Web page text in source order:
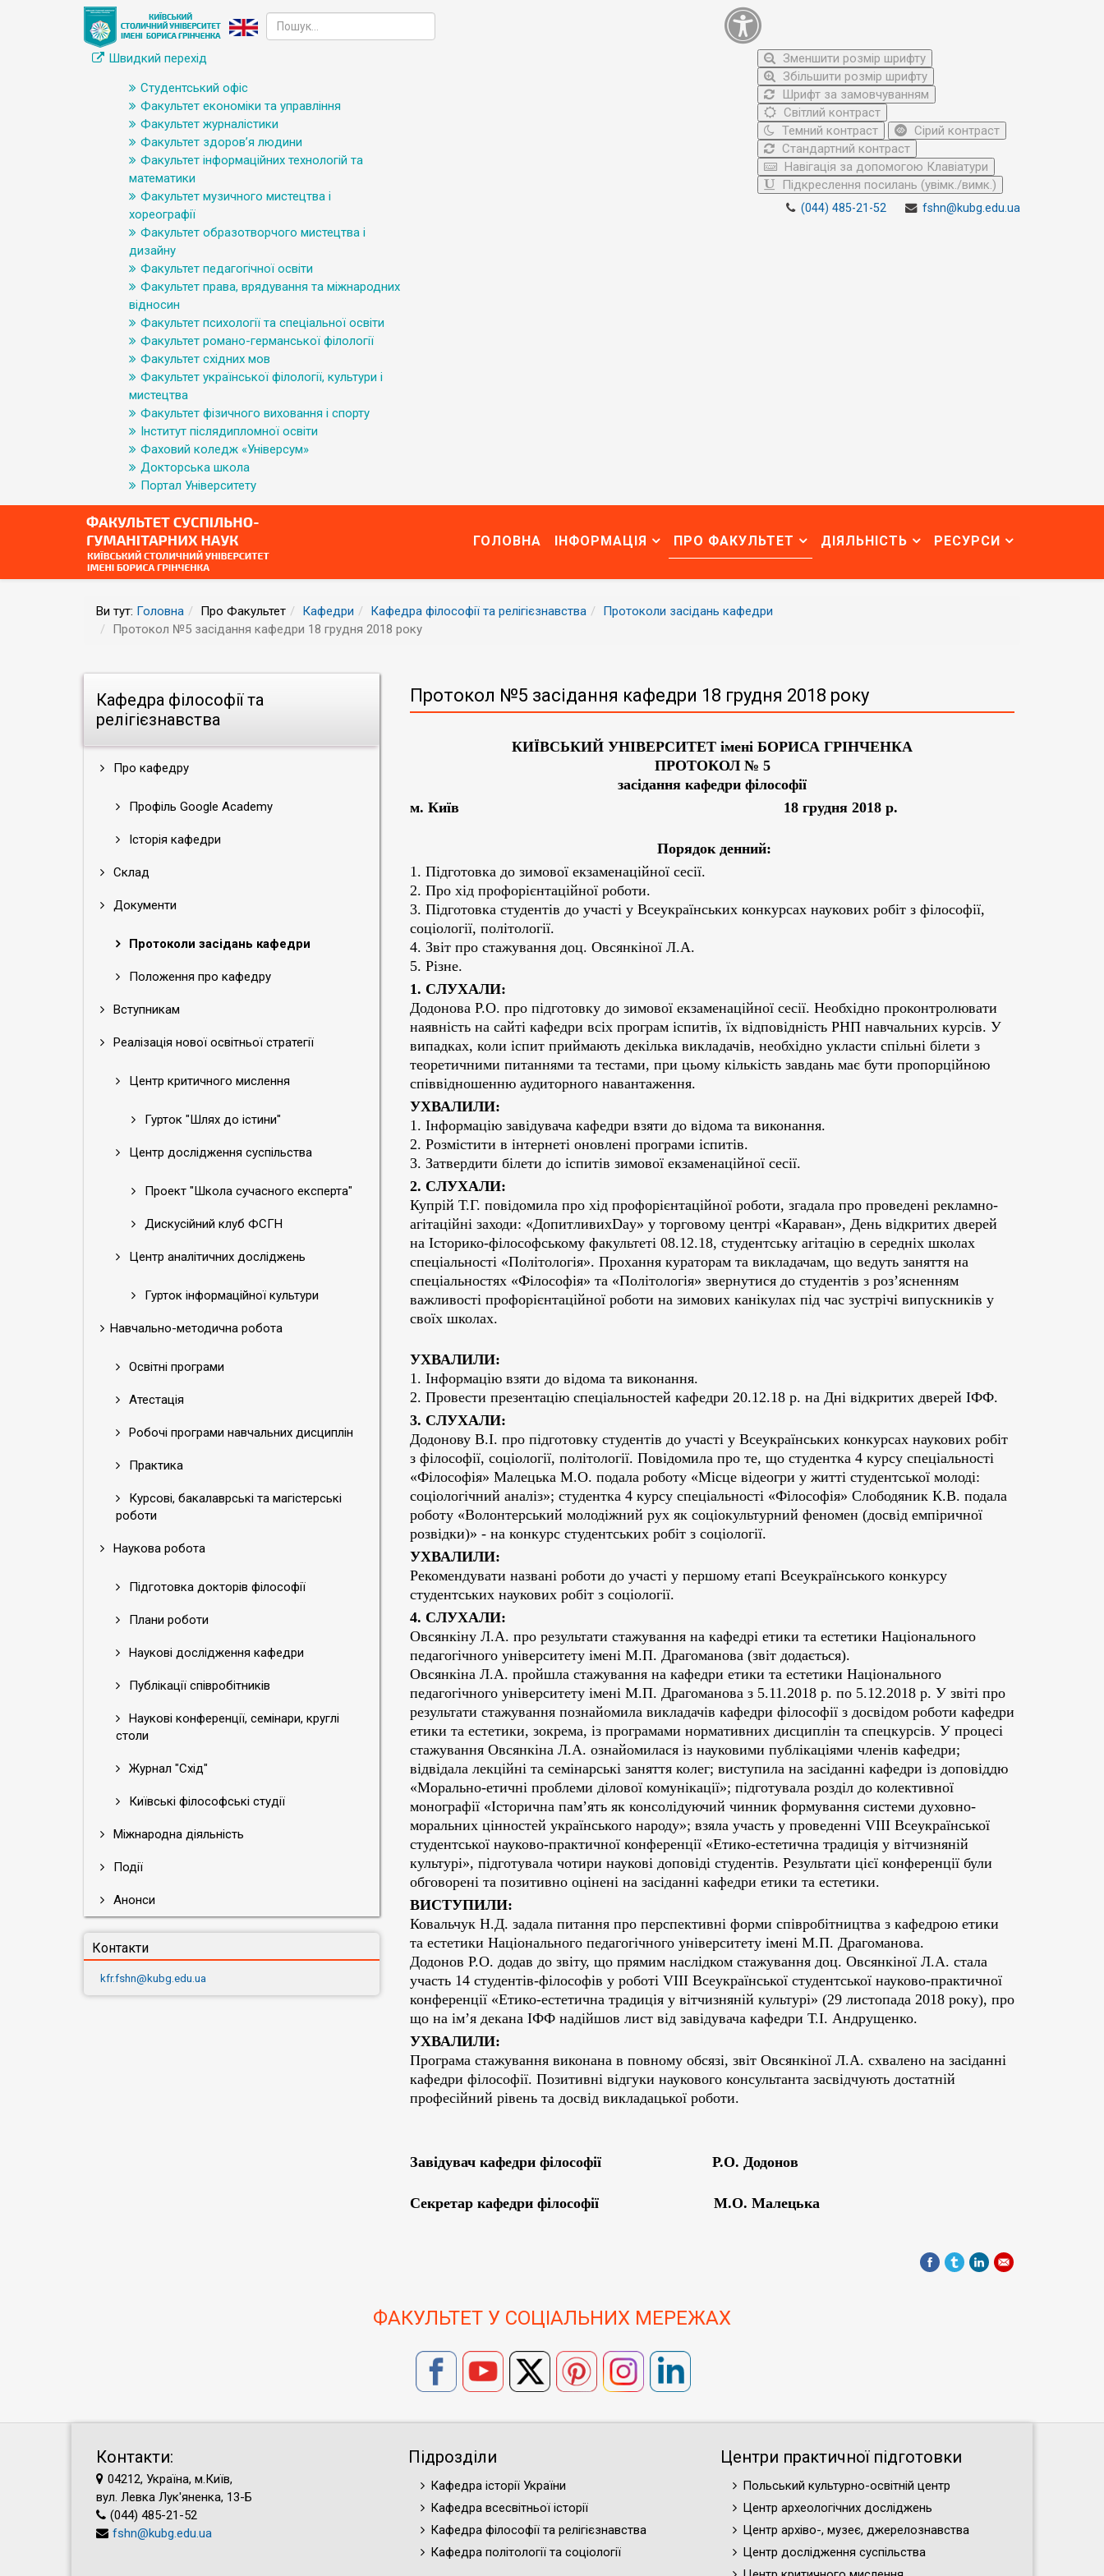
Швидкий перехід
Студентський офіс
Факультет економіки та управління
Факультет журналістики
Факультет здоров’я людини
Факультет інформаційних технологій та
математики
Факультет музичного мистецтва і
хореографії
Факультет образотворчого мистецтва і
дизайну
Факультет педагогічної освіти
Факультет права, врядування та міжнародних
відносин
Факультет психології та спеціальної освіти
Факультет романо-германської філології
Факультет східних мов
Факультет української філології, культури і
мистецтва
Факультет фізичного виховання і спорту
Інститут післядипломної освіти
Фаховий коледж «Універсум»
Докторська школа
Портал Університету
Зменшити розмір шрифту
Збільшити розмір шрифту
Шрифт за замовчуванням
Світлий контраст
Темний контраст
Сірий контраст
Стандартний контраст
Навігація за допомогою Клавіатури
Підкреслення посилань (увімк./вимк.)
(044) 485-21-52 fshn@kubg.edu.ua
ГОЛОВНА ІНФОРМАЦІЯ ПРО ФАКУЛЬТЕТ ДІЯЛЬНІСТЬ РЕСУРСИ
Ви тут: Головна Про Факультет Кафедри Кафедра філософії та релігієзнавства
Протоколи засідань кафедри
Протокол №5 засідання кафедри 18 грудня 2018 року
Кафедра філософії та
релігієзнавства
Про кафедру
Профіль Google Academy
Історія кафедри
Склад
Документи
Протоколи засідань кафедри
Положення про кафедру
Вступникам
Реалізація нової освітньої стратегії
Центр критичного мислення
Гурток "Шлях до істини"
Центр дослідження суспільства
Проект "Школа сучасного експерта"
Дискусійний клуб ФСГН
Центр аналітичних досліджень
Гурток інформаційної культури
Навчально-методична робота
Освітні програми
Атестація
Робочі програми навчальних дисциплін
Практика
Курсові, бакалаврські та магістерські
роботи
Наукова робота
Підготовка докторів філософії
Плани роботи
Наукові дослідження кафедри
Публікації співробітників
Наукові конференції, семінари, круглі
столи
Журнал "Схід"
Київські філософські студії
Міжнародна діяльність
Події
Анонси
Контакти
kfr.fshn@kubg.edu.ua
Протокол №5 засідання кафедри 18 грудня 2018 року
КИЇВСЬКИЙ УНІВЕРСИТЕТ імені БОРИСА ГРІНЧЕНКА
ПРОТОКОЛ № 5
засідання кафедри філософії
м. Київ 18 грудня 2018 р.
Порядок денний:
1. Підготовка до зимової екзаменаційної сесії.
2. Про хід профорієнтаційної роботи.
3. Підготовка студентів до участі у Всеукраїнських конкурсах наукових робіт з філософії,
соціології, політології.
4. Звіт про стажування доц. Овсянкіної Л.А.
5. Різне.
1. СЛУХАЛИ:
Додонова Р.О. про підготовку до зимової екзаменаційної сесії. Необхідно проконтролювати
наявність на сайті кафедри всіх програм іспитів, їх відповідність РНП навчальних курсів. У
випадках, коли іспит приймають декілька викладачів, необхідно укласти спільні білети з
теоретичними питаннями та тестами, при цьому кількість завдань має бути пропорційною
співвідношенню аудиторного навантаження.
УХВАЛИЛИ:
1. Інформацію завідувача кафедри взяти до відома та виконання.
2. Розмістити в інтернеті оновлені програми іспитів.
3. Затвердити білети до іспитів зимової екзаменаційної сесії.
2. СЛУХАЛИ:
Купрій Т.Г. повідомила про хід профорієнтаційної роботи, згадала про проведені рекламно-
агітаційні заходи: «ДопитливихDay» у торговому центрі «Караван», День відкритих дверей
на Історико-філософському факультеті 08.12.18, студентську агітацію в середніх школах
спеціальності «Політологія». Прохання кураторам та викладачам, що ведуть заняття на
спеціальностях «Філософія» та «Політологія» звернутися до студентів з роз’ясненням
важливості профорієнтаційної роботи на зимових канікулах під час зустрічі випускників у
своїх школах.
УХВАЛИЛИ:
1. Інформацію взяти до відома та виконання.
2. Провести презентацію спеціальностей кафедри 20.12.18 р. на Дні відкритих дверей ІФФ.
3. СЛУХАЛИ:
Додонову В.І. про підготовку студентів до участі у Всеукраїнських конкурсах наукових робіт
з філософії, соціології, політології. Повідомила про те, що студентка 4 курсу спеціальності
«Філософія» Малецька М.О. подала роботу «Місце відеогри у житті студентської молоді:
соціологічний аналіз»; студентка 4 курсу спеціальності «Філософія» Слободяник К.В. подала
роботу «Волонтерський молодіжний рух як соціокультурний феномен (досвід емпіричної
розвідки)» - на конкурс студентських робіт з соціології.
УХВАЛИЛИ:
Рекомендувати названі роботи до участі у першому етапі Всеукраїнського конкурсу
студентських наукових робіт з соціології.
4. СЛУХАЛИ:
Овсянкіну Л.А. про результати стажування на кафедрі етики та естетики Національного
педагогічного університету імені М.П. Драгоманова (звіт додається).
Овсянкіна Л.А. пройшла стажування на кафедри етики та естетики Національного
педагогічного університету імені М.П. Драгоманова з 5.11.2018 р. по 5.12.2018 р. У звіті про
результати стажування познайомила викладачів кафедри філософії з досвідом роботи кафедри
етики та естетики, зокрема, із програмами нормативних дисциплін та спецкурсів. У процесі
стажування Овсянкіна Л.А. ознайомилася із науковими публікаціями членів кафедри;
відвідала лекційні та семінарські заняття колег; виступила на засіданні кафедри із доповіддю
«Морально-етичні проблеми ділової комунікації»; підготувала розділ до колективної
монографії «Історична пам’ять як консолідуючий чинник формування системи духовно-
моральних цінностей українського народу»; взяла участь у проведенні VIII Всеукраїнської
студентської науково-практичної конференції «Етико-естетична традиція у вітчизняній
культурі», підготувала чотири наукові доповіді студентів. Результати цієї конференції були
обговорені та позитивно оцінені на засіданні кафедри етики та естетики.
ВИСТУПИЛИ:
Ковальчук Н.Д. задала питання про перспективні форми співробітництва з кафедрою етики
та естетики Національного педагогічного університету імені М.П. Драгоманова.
Додонов Р.О. додав до звіту, що прямим наслідком стажування доц. Овсянкіної Л.А. стала
участь 14 студентів-філософів у роботі VIIІ Всеукраїнської студентської науково-практичної
конференції «Етико-естетична традиція у вітчизняній культурі» (29 листопада 2018 року), про
що на ім’я декана ІФФ надійшов лист від завідувача кафедри Т.І. Андрущенко.
УХВАЛИЛИ:
Програма стажування виконана в повному обсязі, звіт Овсянкіної Л.А. схвалено на засіданні
кафедри філософії. Позитивні відгуки наукового консультанта засвідчують достатній
професійний рівень та досвід викладацької роботи.
Завідувач кафедри філософії Р.О. Додонов
Секретар кафедри філософії М.О. Малецька
ФАКУЛЬТЕТ У СОЦІАЛЬНИХ МЕРЕЖАХ
Контакти:
04212, Україна, м.Київ,
вул. Левка Лук'яненка, 13-Б
(044) 485-21-52
fshn@kubg.edu.ua
Підрозділи
Кафедра історії України
Кафедра всесвітньої історії
Кафедра філософії та релігієзнавства
Кафедра політології та соціології
Центри практичної підготовки
Польський культурно-освітній центр
Центр археологічних досліджень
Центр архіво-, музеє, джерелознавства
Центр дослідження суспільства